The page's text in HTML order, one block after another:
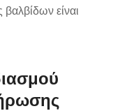
είναι